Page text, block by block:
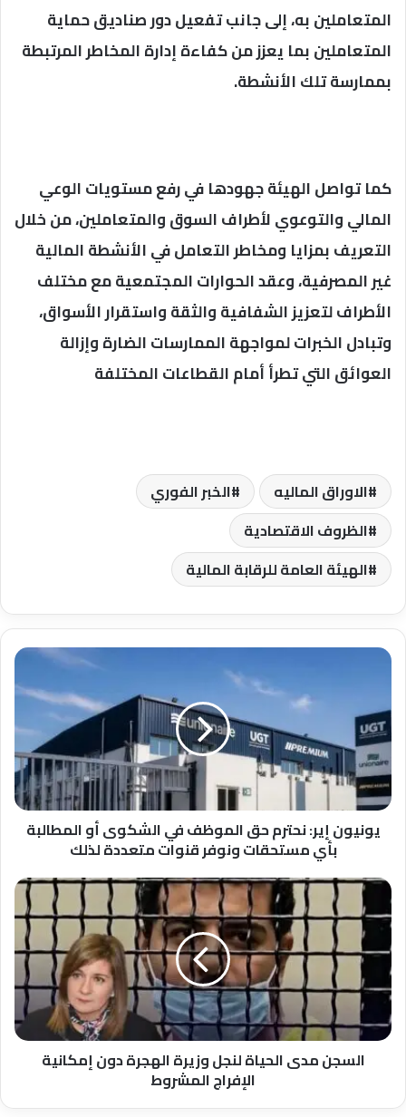
المتعاملين به، إلى جانب تفعيل دور صناديق حماية
المتعاملين بما يعزز من كفاءة إدارة المخاطر المرتبطة
بممارسة تلك الأنشطة.
كما تواصل الهيئة جهودها في رفع مستويات الوعي
المالي والتوعوي لأطراف السوق والمتعاملين، من خلال
التعريف بمزايا ومخاطر التعامل في الأنشطة المالية
غير المصرفية، وعقد الحوارات المجتمعية مع مختلف
الأطراف لتعزيز الشفافية والثقة واستقرار الأسواق،
وتبادل الخبرات لمواجهة الممارسات الضارة وإزالة
العوائق التي تطرأ أمام القطاعات المختلفة
الاوراق الماليه
الخبر الفوري
الظروف الاقتصادية
الهيئة العامة للرقابة المالية
يونيون
حق
الموظف
في
الشكوى
أو
المطالبة
بأي
مستحقات
قنوات
متعددة
لذلك
يونيون إير: نحترم حق الموظف في الشكوى أو المطالبة
بأي مستحقات ونوفر قنوات متعددة لذلك
السجن
مدى
الحياة
لنجل
وزيرة
الهجرة
دون
إمكانية
الإفراج
المشروطالسجن مدى الحياة لنجل وزيرة الهجرة دون إمكانية
الإفراج المشروط